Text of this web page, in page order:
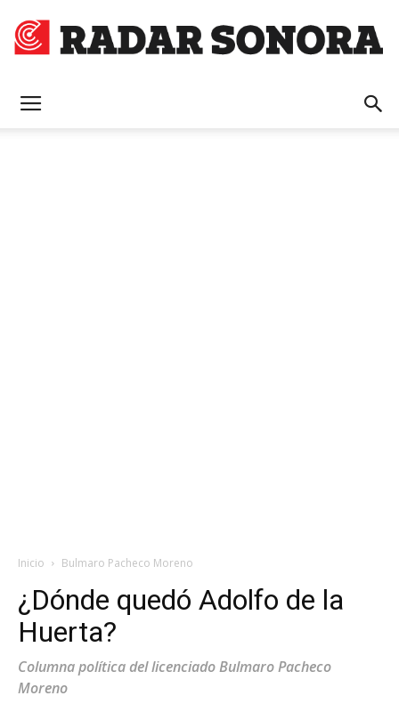
Inicio Bulmaro Pacheco Moreno
¿Dónde quedó Adolfo de la
Huerta?
Columna política del licenciado Bulmaro Pacheco
Moreno